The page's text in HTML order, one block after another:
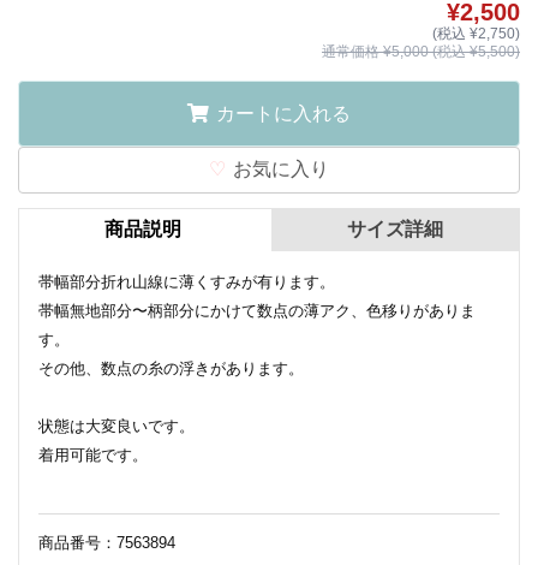
¥2,500
(税込 ¥2,750)
通常価格 ¥5,000 (税込 ¥5,500)
カートに入れる
お気に入り
商品説明
帯幅部分折れ山線に薄くすみが有ります。
帯幅無地部分〜柄部分にかけて数点の薄アク、色移りがありま
す。
その他、数点の糸の浮きがあります。
状態は大変良いです。
着用可能です。
商品番号：7563894
サイズ詳細